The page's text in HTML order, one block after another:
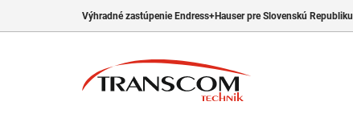
Výhradné zastúpenie Endress+Hauser pre Slovenskú Republiku